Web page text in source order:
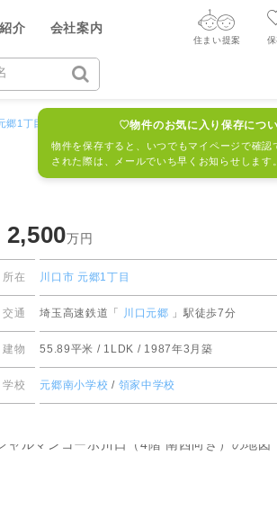
介 会社案内
住まい提案
新規会員登録
AIウィルくんの提案
AI査定・チャット相談する
不動産エージェントの提案
価格査定を依頼する
ログイン
新規会員登録
ステム
ト
立つ読みもの
つ読みもの
売却成功のコツ
買替え成功のポイント
不動産の売却Q&A
マンガで分かる住まいの売
売却に関する問合せ
ムの本
ト
立つ読みもの
ィング
質問・見学
郷1丁目 シャルマンコーポ川口 939986R
♡物件のお気に入り保存につ
物件を保存すると、いつでもマイページで確認
された際は、メールでいち早くお知らせします。
2,500万円
所在 川口市 元郷1丁目
交通 埼玉高速鉄道「 川口元郷 」駅徒歩7分
建物 55.89平米 / 1LDK / 1987年3月築
学校 元郷南小学校/ 領家中学校